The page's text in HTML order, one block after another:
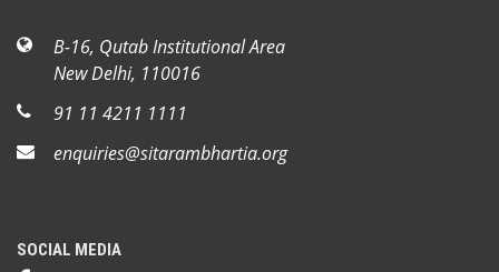
B-16, Qutab Institutional Area
New Delhi, 110016
91 11 4211 1111
enquiries@sitarambhartia.org
SOCIAL MEDIA